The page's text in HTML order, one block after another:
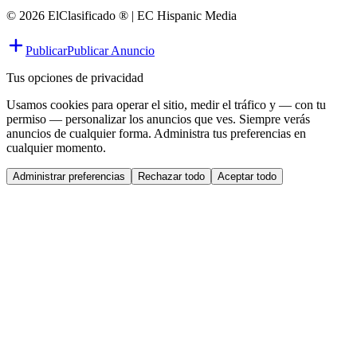
© 2026 ElClasificado ® | EC Hispanic Media
PublicarPublicar Anuncio
Tus opciones de privacidad
Usamos cookies para operar el sitio, medir el tráfico y — con tu
permiso — personalizar los anuncios que ves. Siempre verás
anuncios de cualquier forma. Administra tus preferencias en
cualquier momento.
Administrar preferencias Rechazar todo Aceptar todo